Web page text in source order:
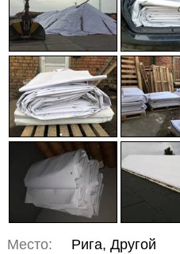
Место: Рига, Другой